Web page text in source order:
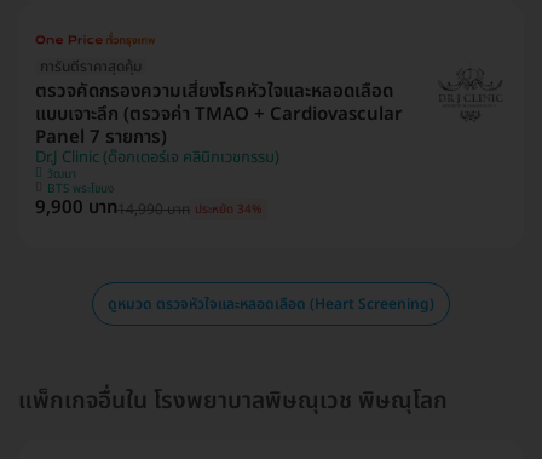
การันตีราคาสุดคุ้ม
ตรวจคัดกรองความเสี่ยงโรคหัวใจและหลอดเลือด
แบบเจาะลึก (ตรวจค่า TMAO + Cardiovascular
Panel 7 รายการ)
Dr.J Clinic (ด๊อกเตอร์เจ คลินิกเวชกรรม)
วัฒนา
BTS พระโขนง
9,900 บาท14,990 บาท ประหยัด 34%
ดูหมวด ตรวจหัวใจและหลอดเลือด (Heart Screening)
แพ็กเกจอื่นใน โรงพยาบาลพิษณุเวช พิษณุโลก